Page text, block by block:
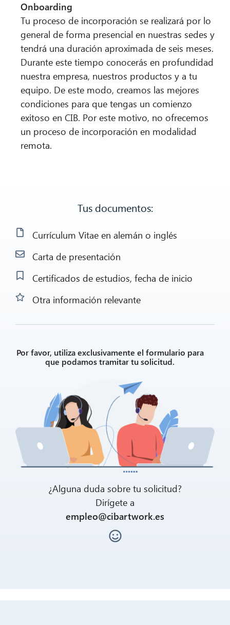
Onboarding
Tu proceso de incorporación se realizará por lo
general de forma presencial en nuestras sedes y
tendrá una duración aproximada de seis meses.
Durante este tiempo conocerás en profundidad
nuestra empresa, nuestros productos y a tu
equipo. De este modo, creamos las mejores
condiciones para que tengas un comienzo
exitoso en CIB. Por este motivo, no ofrecemos
un proceso de incorporación en modalidad
remota.
Tus documentos:
Currículum Vitae en alemán o inglés
Carta de presentación
Certificados de estudios, fecha de inicio
Otra información relevante
Por favor, utiliza exclusivamente el formulario para
que podamos tramitar tu solicitud.
¿Alguna duda sobre tu solicitud?
Dirígete a
empleo@cibartwork.es